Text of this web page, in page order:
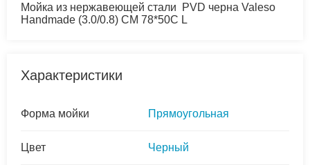
Мойка из нержавеющей стали PVD черна Valeso
Handmade (3.0/0.8) CM 78*50C L
Характеристики
Форма мойки Прямоугольная
Цвет Черный